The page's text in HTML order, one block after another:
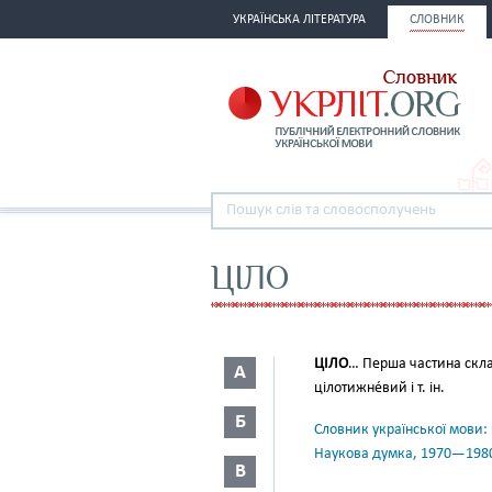
УКРАЇНСЬКА ЛІТЕРАТУРА СЛОВНИК
ЦІЛО
А
Б
В
ЦІЛО… Перша частина
цілотижне́вий і т. ін.
Словник української
Наукова думка,